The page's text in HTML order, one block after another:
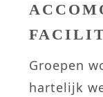
Groepen
hartelijk